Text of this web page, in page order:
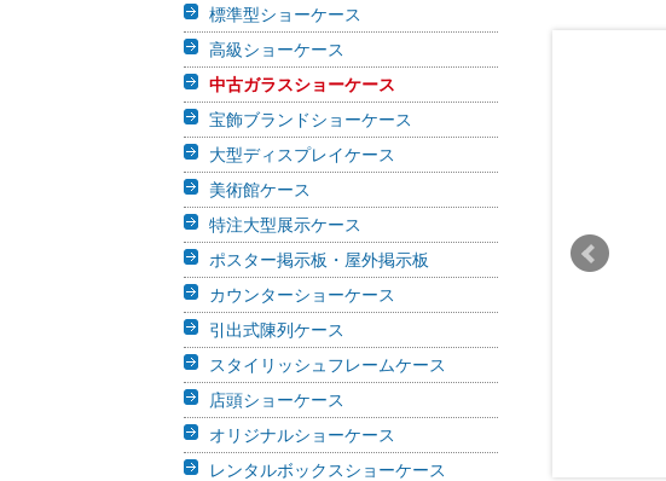
標準型ショーケース
高級ショーケース
中古ガラスショーケース
宝飾ブランドショーケース
大型ディスプレイケース
美術館ケース
特注大型展示ケース
ポスター掲示板・屋外掲示板
カウンターショーケース
引出式陳列ケース
スタイリッシュフレームケース
店頭ショーケース
オリジナルショーケース
レンタルボックスショーケース